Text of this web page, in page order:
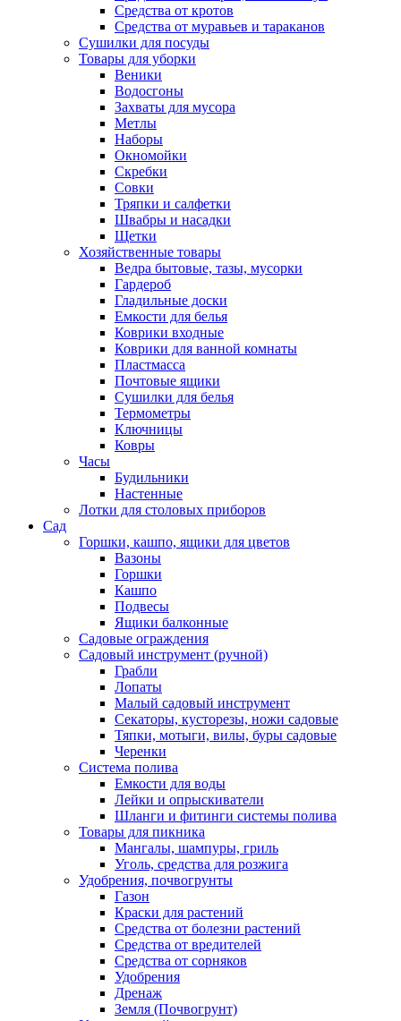
Средства от кротов
Средства от муравьев и тараканов
Сушилки для посуды
Товары для уборки
Веники
Водосгоны
Захваты для мусора
Метлы
Наборы
Окномойки
Скребки
Совки
Тряпки и салфетки
Швабры и насадки
Щетки
Хозяйственные товары
Ведра бытовые, тазы, мусорки
Гардероб
Гладильные доски
Емкости для белья
Коврики входные
Коврики для ванной комнаты
Пластмасса
Почтовые ящики
Сушилки для белья
Термометры
Ключницы
Ковры
Часы
Будильники
Настенные
Лотки для столовых приборов
Сад
Горшки, кашпо, ящики для цветов
Вазоны
Горшки
Кашпо
Подвесы
Ящики балконные
Садовые ограждения
Садовый инструмент (ручной)
Грабли
Лопаты
Малый садовый инструмент
Секаторы, кусторезы, ножи садовые
Тяпки, мотыги, вилы, буры садовые
Черенки
Система полива
Емкости для воды
Лейки и опрыскиватели
Шланги и фитинги системы полива
Товары для пикника
Мангалы, шампуры, гриль
Уголь, средства для розжига
Удобрения, почвогрунты
Газон
Краски для растений
Средства от болезни растений
Средства от вредителей
Средства от сорняков
Удобрения
Дренаж
Земля (Почвогрунт)